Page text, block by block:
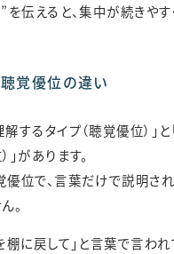
伝えると、集中が続きやす
覚優位の違い
するタイプ（聴覚優位）」
」があります。
優位で、言葉だけで説明さ
。
棚に戻して」と言葉で言わ